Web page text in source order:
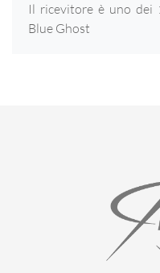
Il ricevitore è uno dei
Blue Ghost